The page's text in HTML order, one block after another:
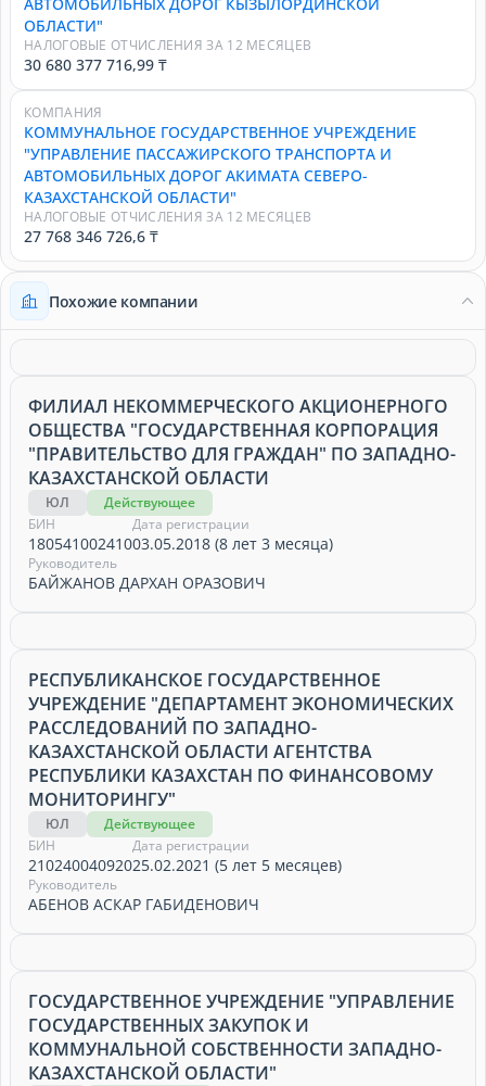
ОБЛАСТИ"
НАЛОГОВЫЕ ОТЧИСЛЕНИЯ ЗА 12 МЕСЯЦЕВ
30 680 377 716,99 ₸
КОМПАНИЯ
КОММУНАЛЬНОЕ ГОСУДАРСТВЕННОЕ УЧРЕЖДЕНИЕ
"УПРАВЛЕНИЕ ПАССАЖИРСКОГО ТРАНСПОРТА И
АВТОМОБИЛЬНЫХ ДОРОГ АКИМАТА СЕВЕРО-
КАЗАХСТАНСКОЙ ОБЛАСТИ"
НАЛОГОВЫЕ ОТЧИСЛЕНИЯ ЗА 12 МЕСЯЦЕВ
27 768 346 726,6 ₸
Похожие компании
ФИЛИАЛ НЕКОММЕРЧЕСКОГО АКЦИОНЕРНОГО
ОБЩЕСТВА "ГОСУДАРСТВЕННАЯ КОРПОРАЦИЯ
"ПРАВИТЕЛЬСТВО ДЛЯ ГРАЖДАН" ПО ЗАПАДНО-
КАЗАХСТАНСКОЙ ОБЛАСТИ
ЮЛ
Действующее
БИН
180541002410
Дата регистрации
03.05.2018 (8 лет 3 месяца)
Руководитель
БАЙЖАНОВ ДАРХАН ОРАЗОВИЧ
РЕСПУБЛИКАНСКОЕ ГОСУДАРСТВЕННОЕ
УЧРЕЖДЕНИЕ "ДЕПАРТАМЕНТ ЭКОНОМИЧЕСКИХ
РАССЛЕДОВАНИЙ ПО ЗАПАДНО-
КАЗАХСТАНСКОЙ ОБЛАСТИ АГЕНТСТВА
РЕСПУБЛИКИ КАЗАХСТАН ПО ФИНАНСОВОМУ
МОНИТОРИНГУ"
ЮЛ
Действующее
БИН
210240040920
Дата регистрации
25.02.2021 (5 лет 5 месяцев)
Руководитель
АБЕНОВ АСКАР ГАБИДЕНОВИЧ
ГОСУДАРСТВЕННОЕ УЧРЕЖДЕНИЕ "УПРАВЛЕНИЕ
ГОСУДАРСТВЕННЫХ ЗАКУПОК И
КОММУНАЛЬНОЙ СОБСТВЕННОСТИ ЗАПАДНО-
КАЗАХСТАНСКОЙ ОБЛАСТИ"